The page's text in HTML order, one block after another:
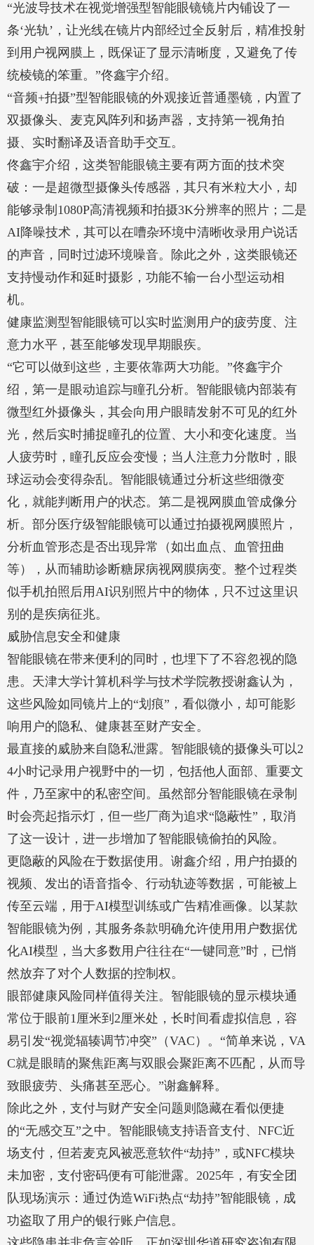
“光波导技术在视觉增强型智能眼镜镜片内铺设了一
条‘光轨’，让光线在镜片内部经过全反射后，精准投射
到用户视网膜上，既保证了显示清晰度，又避免了传
统棱镜的笨重。”佟鑫宇介绍。
“音频+拍摄”型智能眼镜的外观接近普通墨镜，内置了
双摄像头、麦克风阵列和扬声器，支持第一视角拍
摄、实时翻译及语音助手交互。
佟鑫宇介绍，这类智能眼镜主要有两方面的技术突
破：一是超微型摄像头传感器，其只有米粒大小，却
能够录制1080P高清视频和拍摄3K分辨率的照片；二是
AI降噪技术，其可以在嘈杂环境中清晰收录用户说话
的声音，同时过滤环境噪音。除此之外，这类眼镜还
支持慢动作和延时摄影，功能不输一台小型运动相
机。
健康监测型智能眼镜可以实时监测用户的疲劳度、注
意力水平，甚至能够发现早期眼疾。
“它可以做到这些，主要依靠两大功能。”佟鑫宇介
绍，第一是眼动追踪与瞳孔分析。智能眼镜内部装有
微型红外摄像头，其会向用户眼睛发射不可见的红外
光，然后实时捕捉瞳孔的位置、大小和变化速度。当
人疲劳时，瞳孔反应会变慢；当人注意力分散时，眼
球运动会变得杂乱。智能眼镜通过分析这些细微变
化，就能判断用户的状态。第二是视网膜血管成像分
析。部分医疗级智能眼镜可以通过拍摄视网膜照片，
分析血管形态是否出现异常（如出血点、血管扭曲
等），从而辅助诊断糖尿病视网膜病变。整个过程类
似手机拍照后用AI识别照片中的物体，只不过这里识
别的是疾病征兆。
威胁信息安全和健康
智能眼镜在带来便利的同时，也埋下了不容忽视的隐
患。天津大学计算机科学与技术学院教授谢鑫认为，
这些风险如同镜片上的“划痕”，看似微小，却可能影
响用户的隐私、健康甚至财产安全。
最直接的威胁来自隐私泄露。智能眼镜的摄像头可以2
4小时记录用户视野中的一切，包括他人面部、重要文
件，乃至家中的私密空间。虽然部分智能眼镜在录制
时会亮起指示灯，但一些厂商为追求“隐蔽性”，取消
了这一设计，进一步增加了智能眼镜偷拍的风险。
更隐蔽的风险在于数据使用。谢鑫介绍，用户拍摄的
视频、发出的语音指令、行动轨迹等数据，可能被上
传至云端，用于AI模型训练或广告精准画像。以某款
智能眼镜为例，其服务条款明确允许使用用户数据优
化AI模型，当大多数用户往往在“一键同意”时，已悄
然放弃了对个人数据的控制权。
眼部健康风险同样值得关注。智能眼镜的显示模块通
常位于眼前1厘米到2厘米处，长时间看虚拟信息，容
易引发“视觉辐辏调节冲突”（VAC）。“简单来说，VA
C就是眼睛的聚焦距离与双眼会聚距离不匹配，从而导
致眼疲劳、头痛甚至恶心。”谢鑫解释。
除此之外，支付与财产安全问题则隐藏在看似便捷
的“无感交互”之中。智能眼镜支持语音支付、NFC近
场支付，但若麦克风被恶意软件“劫持”，或NFC模块
未加密，支付密码便有可能泄露。2025年，有安全团
队现场演示：通过伪造WiFi热点“劫持”智能眼镜，成
功盗取了用户的银行账户信息。